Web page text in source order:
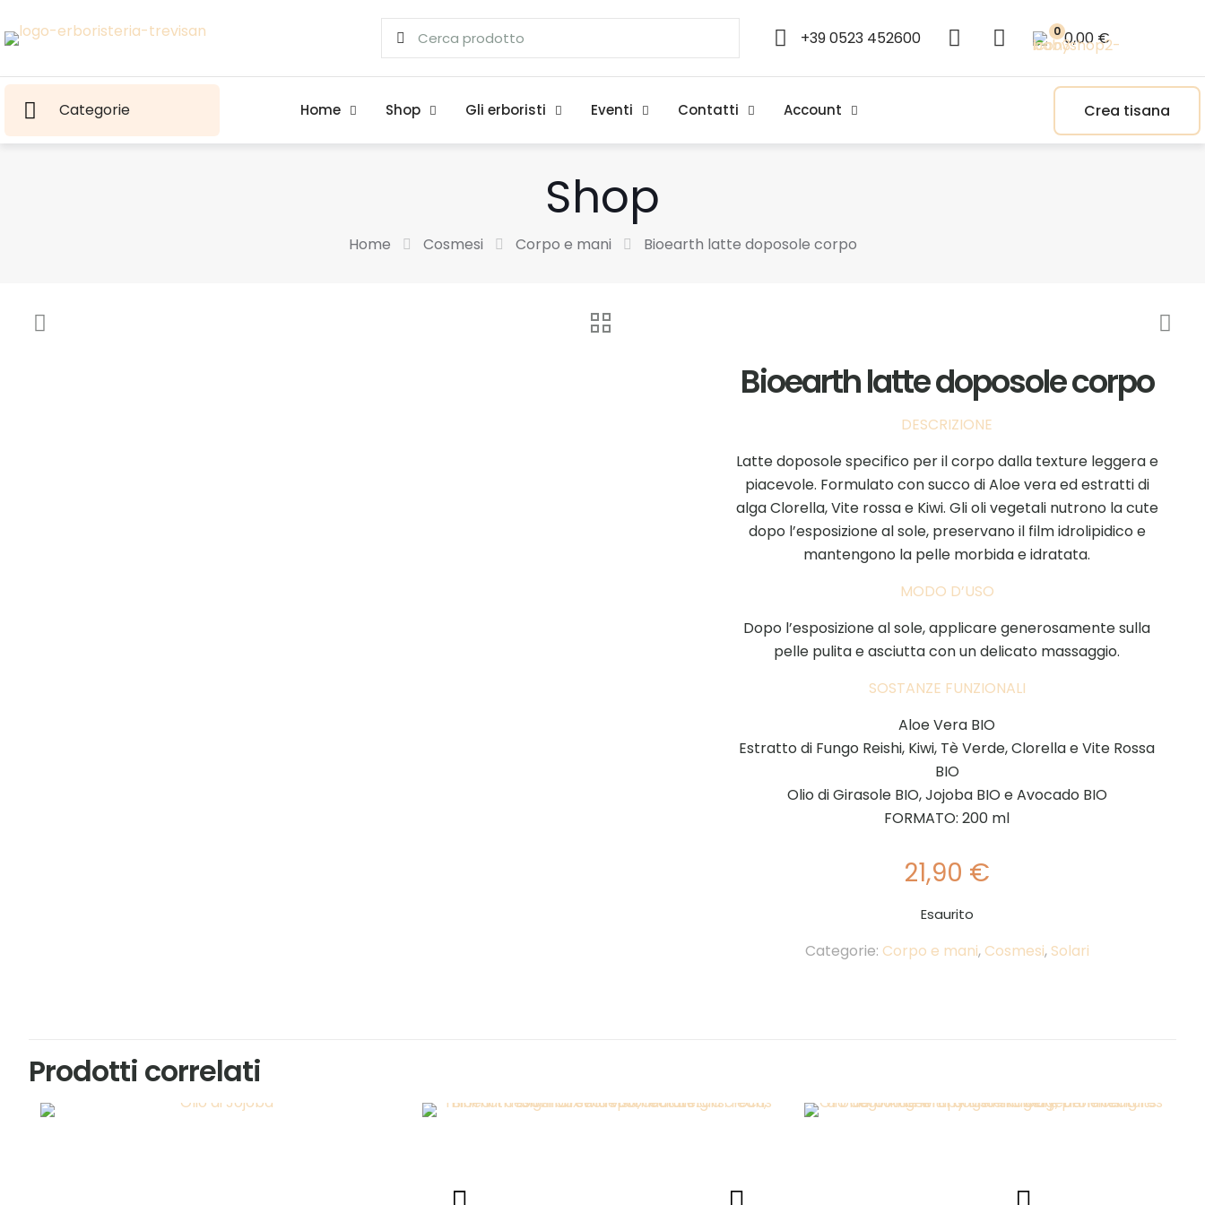
+39 0523 452600 0 0,00 €
Categorie Home Shop Gli erboristi Eventi Contatti Account Crea tisana
Shop
Home Cosmesi Corpo e mani Bioearth latte doposole corpo
Bioearth latte doposole corpo
DESCRIZIONE
Latte doposole specifico per il corpo dalla texture leggera e
piacevole. Formulato con succo di Aloe vera ed estratti di
alga Clorella, Vite rossa e Kiwi. Gli oli vegetali nutrono la cute
dopo l’esposizione al sole, preservano il film idrolipidico e
mantengono la pelle morbida e idratata.
MODO D’USO
Dopo l’esposizione al sole, applicare generosamente sulla
pelle pulita e asciutta con un delicato massaggio.
SOSTANZE FUNZIONALI
Aloe Vera BIO
Estratto di Fungo Reishi, Kiwi, Tè Verde, Clorella e Vite Rossa
BIO
Olio di Girasole BIO, Jojoba BIO e Avocado BIO
FORMATO: 200 ml
21,90 €
Esaurito
Categorie: Corpo e mani, Cosmesi, Solari
Prodotti correlati